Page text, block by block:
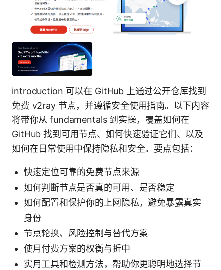
introduction 可以在 GitHub 上通过公开仓库找到
免费 v2ray 节点，并遵循安全使用指南。以下内容
将带你从 fundamentals 到实操，覆盖如何在
GitHub 找到可用节点、如何快速验证它们、以及
如何在日常使用中保持隐私和安全。要点包括：
快速定位可靠的免费节点来源
如何判断节点是否真的可用、是否稳定
如何配置和保护你的上网隐私，避免暴露真实
身份
节点轮换、风险控制与替代方案
使用付费方案的权衡与折中
实用工具和检测方法，帮助你更聪明地选择节